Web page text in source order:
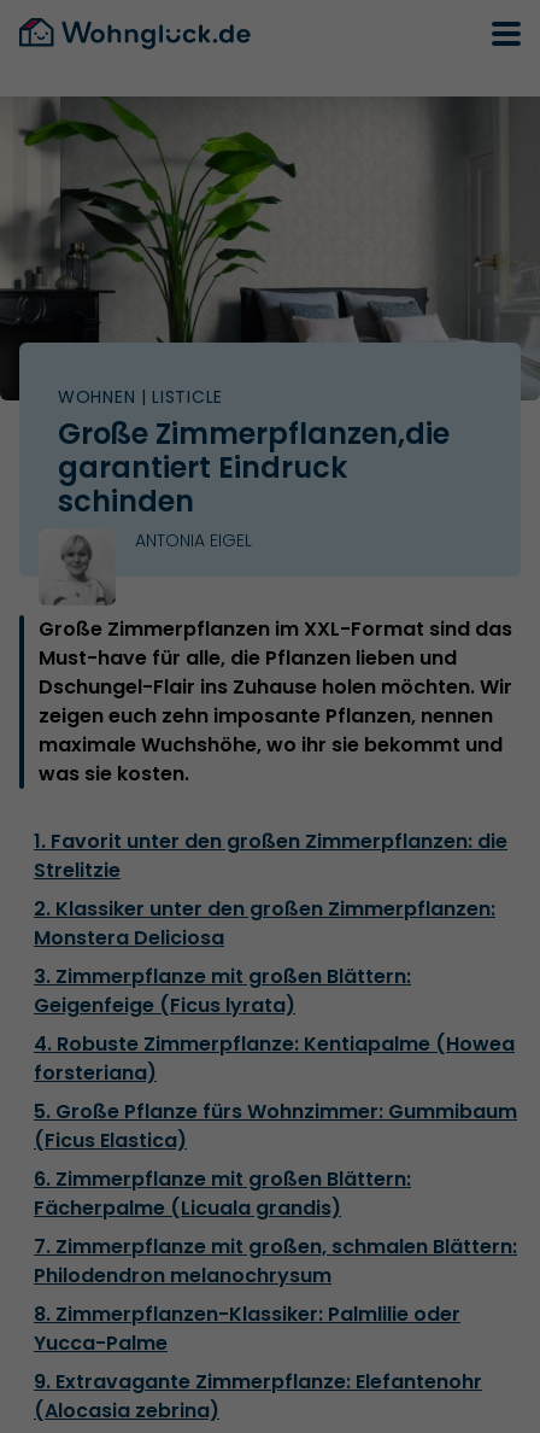
WOHNEN | LISTICLE
Große Zimmerpflanzen,die
garantiert Eindruck
schinden
ANTONIA EIGEL
Große Zimmerpflanzen im XXL-Format sind das
Must-have für alle, die Pflanzen lieben und
Dschungel-Flair ins Zuhause holen möchten. Wir
zeigen euch zehn imposante Pflanzen, nennen
maximale Wuchshöhe, wo ihr sie bekommt und
was sie kosten.
1. Favorit unter den großen Zimmerpflanzen: die
Strelitzie
2. Klassiker unter den großen Zimmerpflanzen:
Monstera Deliciosa
3. Zimmerpflanze mit großen Blättern:
Geigenfeige (Ficus lyrata)
4. Robuste Zimmerpflanze: Kentiapalme (Howea
forsteriana)
5. Große Pflanze fürs Wohnzimmer: Gummibaum
(Ficus Elastica)
6. Zimmerpflanze mit großen Blättern:
Fächerpalme (Licuala grandis)
7. Zimmerpflanze mit großen, schmalen Blättern:
Philodendron melanochrysum
8. Zimmerpflanzen-Klassiker: Palmlilie oder
Yucca-Palme
9. Extravagante Zimmerpflanze: Elefantenohr
(Alocasia zebrina)